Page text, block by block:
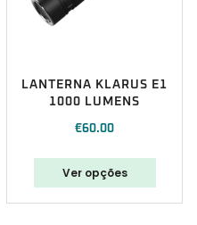
LANTERNA KLARUS E1
1000 LUMENS
€60.00
Ver opções